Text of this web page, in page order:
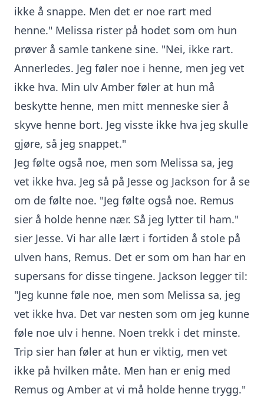
ikke å snappe. Men det er noe rart med
henne." Melissa rister på hodet som om hun
prøver å samle tankene sine. "Nei, ikke rart.
Annerledes. Jeg føler noe i henne, men jeg vet
ikke hva. Min ulv Amber føler at hun må
beskytte henne, men mitt menneske sier å
skyve henne bort. Jeg visste ikke hva jeg skulle
gjøre, så jeg snappet."
Jeg følte også noe, men som Melissa sa, jeg
vet ikke hva. Jeg så på Jesse og Jackson for å se
om de følte noe. "Jeg følte også noe. Remus
sier å holde henne nær. Så jeg lytter til ham."
sier Jesse. Vi har alle lært i fortiden å stole på
ulven hans, Remus. Det er som om han har en
supersans for disse tingene. Jackson legger til:
"Jeg kunne føle noe, men som Melissa sa, jeg
vet ikke hva. Det var nesten som om jeg kunne
føle noe ulv i henne. Noen trekk i det minste.
Trip sier han føler at hun er viktig, men vet
ikke på hvilken måte. Men han er enig med
Remus og Amber at vi må holde henne trygg."